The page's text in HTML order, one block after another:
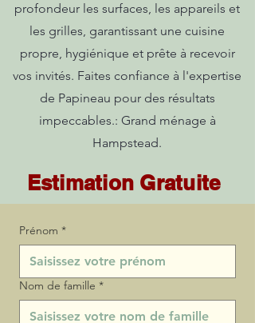
profondeur les surfaces, les appareils et
les grilles, garantissant une cuisine
propre, hygiénique et prête à recevoir
vos invités. Faites confiance à l'expertise
de Papineau pour des résultats
impeccables.: Grand ménage à
Hampstead.
Estimation Gratuite
Prénom *
Nom de famille *